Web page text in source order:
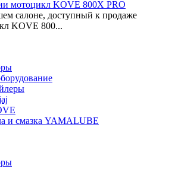
мотоцикл KOVE 800X PRO
салоне, доступный к продаже
KOVE 800...
и смазка YAMALUBE